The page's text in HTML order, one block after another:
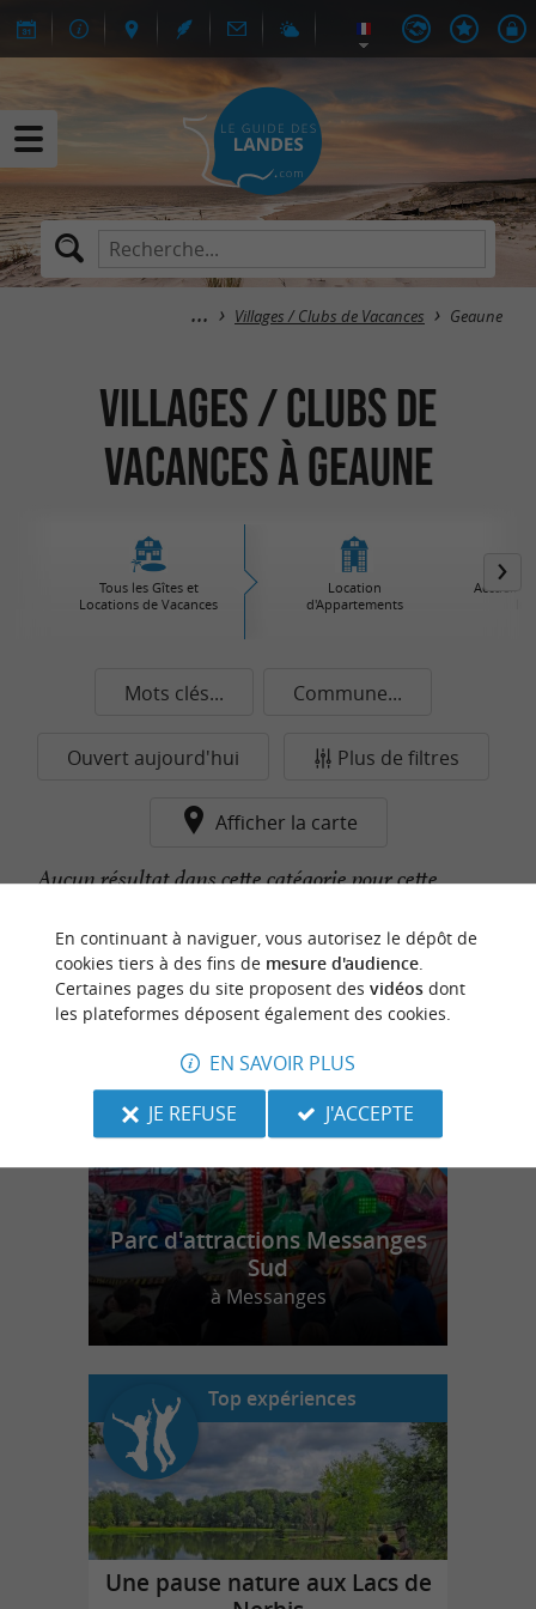
Villages / Clubs de Vacances Geaune
Villages / Clubs de
Vacances à Geaune
Tous les Gîtes et
Locations de Vacances
Location
d'Appartements
Accueil à
Mots clés... Commune...
Ouvert aujourd'hui Plus de filtres
Afficher la carte
Aucun résultat dans cette catégorie pour cette
n
o
t
r
e
c
o
u
p
d
e
c
o
e
u
r
Parc d'attractions Messanges
Sud
à Messanges
Top expériences
Une pause nature aux Lacs de
En continuant à naviguer, vous autorisez le dépôt de
cookies tiers à des fins de mesure d'audience.
Certaines pages du site proposent des vidéosdont
les plateformes déposent également des cookies.
EN SAVOIR PLUS
JE REFUSE
J'ACCEPTE